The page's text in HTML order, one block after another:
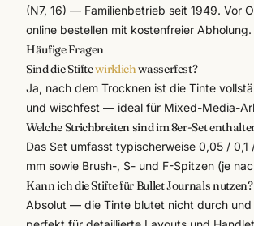
(N7, 16) — Familienbetrieb seit 1949. Vor
online bestellen mit kostenfreier Abholung.
Häufige Fragen
Sind die Stiftewirklichwasserfest?
Ja, nach dem Trocknen ist die Tinte
und wischfest — ideal für Mixed-Media-
Welche Strichbreiten sind im 8er-Set
Das Set umfasst typischerweise 0,05 /
mm sowie Brush-, S- und F-Spitzen (je
Kann ich die Stifte für Bullet Journals nutzen?
Absolut — die Tinte blutet nicht durch und